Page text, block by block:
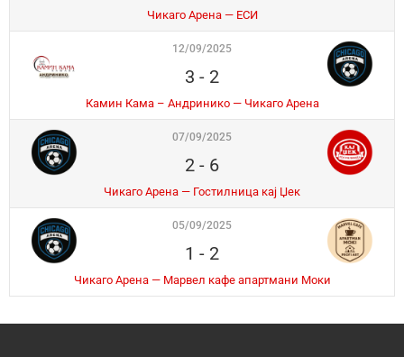
Чикаго Арена — ЕСИ
12/09/2025
3 - 2
Камин Кама – Андринико — Чикаго Арена
07/09/2025
2 - 6
Чикаго Арена — Гостилница кај Џек
05/09/2025
1 - 2
Чикаго Арена — Марвел кафе апартмани Моки